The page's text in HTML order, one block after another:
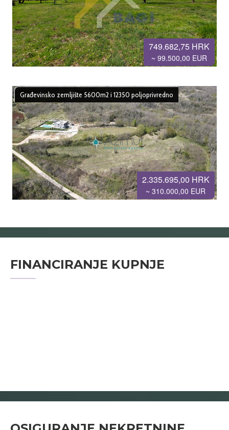
749.682,75 HRK
~ 99.500,00 EUR
2.335.695,00 HRK
~ 310.000,00 EUR
Građevinsko zemljište 5600m2 i 12350 poljoprivredno
FINANCIRANJE KUPNJE